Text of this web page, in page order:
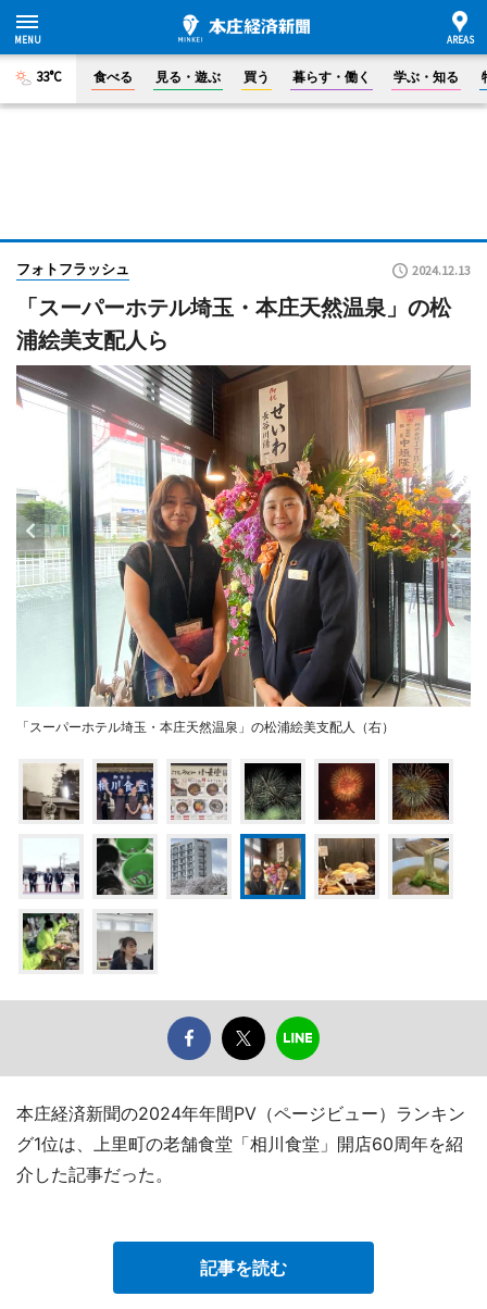
33°C 食べる 見る・遊ぶ 買う 暮らす・働く 学ぶ・知る
フォトフラッシュ 2024.12.13
「スーパーホテル埼玉・本庄天然温泉」の松
浦絵美支配人ら
「スーパーホテル埼玉・本庄天然温泉」の松浦絵美支配人（右）
本庄経済新聞の2024年年間PV（ページビュー）ランキン
グ1位は、上里町の老舗食堂「相川食堂」開店60周年を紹
介した記事だった。
記事を読む